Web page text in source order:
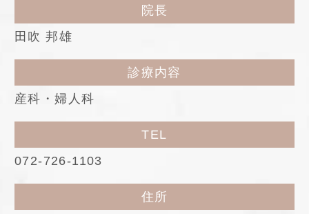
院長
田吹 邦雄
診療内容
産科・婦人科
TEL
072-726-1103
住所